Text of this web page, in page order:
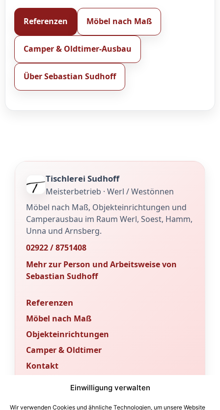
Einwilligung verwalten
Wir verwenden Cookies und ähnliche Technologien, um unsere Website
Referenzen Möbel nach Maß
Camper & Oldtimer-Ausbau
Über Sebastian Sudhoff
Tischlerei Sudhoff
Meisterbetrieb · Werl / Westönnen
Möbel nach Maß, Objekteinrichtungen und
Camperausbau im Raum Werl, Soest, Hamm,
Unna und Arnsberg.
02922 / 8751408
Mehr zur Person und Arbeitsweise von
Sebastian Sudhoff
Referenzen
Möbel nach Maß
Objekteinrichtungen
Camper & Oldtimer
Kontakt
Sachverständigenbüro & Fachportal
Für Gutachten und fachtechnische